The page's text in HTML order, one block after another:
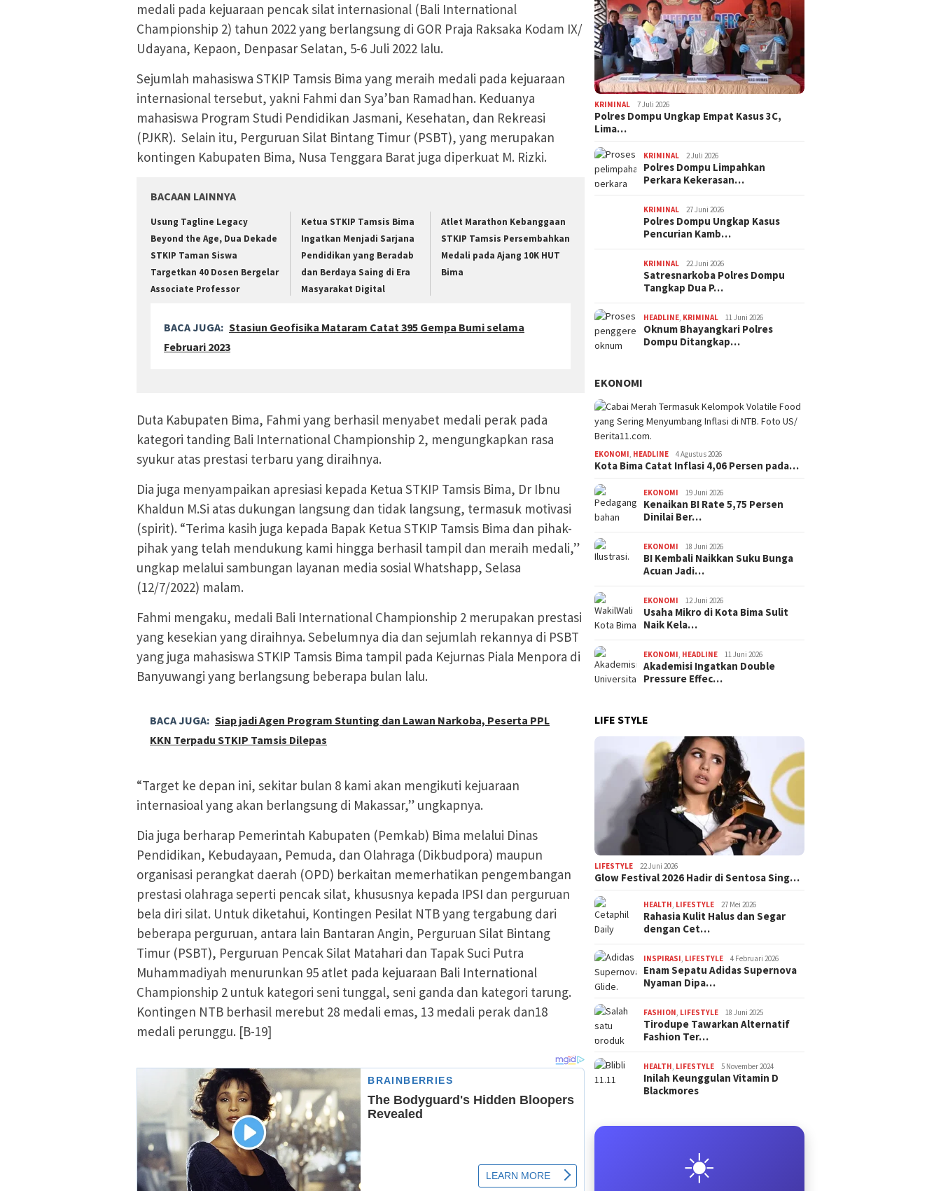
medali pada kejuaraan pencak silat internasional (Bali International
Championship 2) tahun 2022 yang berlangsung di GOR Praja Raksaka Kodam IX/
Udayana, Kepaon, Denpasar Selatan, 5-6 Juli 2022 lalu.
Sejumlah mahasiswa STKIP Tamsis Bima yang meraih medali pada kejuaraan
internasional tersebut, yakni Fahmi dan Sya’ban Ramadhan. Keduanya
mahasiswa Program Studi Pendidikan Jasmani, Kesehatan, dan Rekreasi
(PJKR). Selain itu, Perguruan Silat Bintang Timur (PSBT), yang merupakan
kontingen Kabupaten Bima, Nusa Tenggara Barat juga diperkuat M. Rizki.
BACAAN LAINNYA
Usung Tagline Legacy
Beyond the Age, Dua Dekade
STKIP Taman Siswa
Targetkan 40 Dosen Bergelar
Associate Professor
Ketua STKIP Tamsis Bima
Ingatkan Menjadi Sarjana
Pendidikan yang Beradab
dan Berdaya Saing di Era
Masyarakat Digital
Atlet Marathon Kebanggaan
STKIP Tamsis Persembahkan
Medali pada Ajang 10K HUT
Bima
BACA JUGA: Stasiun Geofisika Mataram Catat 395 Gempa Bumi selama
Februari 2023
Duta Kabupaten Bima, Fahmi yang berhasil menyabet medali perak pada
kategori tanding Bali International Championship 2, mengungkapkan rasa
syukur atas prestasi terbaru yang diraihnya.
Dia juga menyampaikan apresiasi kepada Ketua STKIP Tamsis Bima, Dr Ibnu
Khaldun M.Si atas dukungan langsung dan tidak langsung, termasuk motivasi
(spirit). “Terima kasih juga kepada Bapak Ketua STKIP Tamsis Bima dan pihak-
pihak yang telah mendukung kami hingga berhasil tampil dan meraih medali,”
ungkap melalui sambungan layanan media sosial Whatshapp, Selasa
(12/7/2022) malam.
Fahmi mengaku, medali Bali International Championship 2 merupakan prestasi
yang kesekian yang diraihnya. Sebelumnya dia dan sejumlah rekannya di PSBT
yang juga mahasiswa STKIP Tamsis Bima tampil pada Kejurnas Piala Menpora di
Banyuwangi yang berlangsung beberapa bulan lalu.
BACA JUGA: Siap jadi Agen Program Stunting dan Lawan Narkoba, Peserta PPL
KKN Terpadu STKIP Tamsis Dilepas
“Target ke depan ini, sekitar bulan 8 kami akan mengikuti kejuaraan
internasioal yang akan berlangsung di Makassar,” ungkapnya.
Dia juga berharap Pemerintah Kabupaten (Pemkab) Bima melalui Dinas
Pendidikan, Kebudayaan, Pemuda, dan Olahraga (Dikbudpora) maupun
organisasi perangkat daerah (OPD) berkaitan memerhatikan pengembangan
prestasi olahraga seperti pencak silat, khususnya kepada IPSI dan perguruan
bela diri silat. Untuk diketahui, Kontingen Pesilat NTB yang tergabung dari
beberapa perguruan, antara lain Bantaran Angin, Perguruan Silat Bintang
Timur (PSBT), Perguruan Pencak Silat Matahari dan Tapak Suci Putra
Muhammadiyah menurunkan 95 atlet pada kejuaraan Bali International
Championship 2 untuk kategori seni tunggal, seni ganda dan kategori tarung.
Kontingen NTB berhasil merebut 28 medali emas, 13 medali perak dan18
medali perunggu. [B-19]
KRIMINAL 7 Juli 2026
Polres Dompu Ungkap Empat Kasus 3C,
Lima…
KRIMINAL 2 Juli 2026
Polres Dompu Limpahkan
Perkara Kekerasan…
KRIMINAL 27 Juni 2026
Polres Dompu Ungkap Kasus
Pencurian Kamb…
KRIMINAL 22 Juni 2026
Satresnarkoba Polres Dompu
Tangkap Dua P…
HEADLINE, KRIMINAL 11 Juni 2026
Oknum Bhayangkari Polres
Dompu Ditangkap…
EKONOMI
EKONOMI, HEADLINE 4 Agustus 2026
Kota Bima Catat Inflasi 4,06 Persen pada…
EKONOMI 19 Juni 2026
Kenaikan BI Rate 5,75 Persen
Dinilai Ber…
EKONOMI 18 Juni 2026
BI Kembali Naikkan Suku Bunga
Acuan Jadi…
EKONOMI 12 Juni 2026
Usaha Mikro di Kota Bima Sulit
Naik Kela…
EKONOMI, HEADLINE 11 Juni 2026
Akademisi Ingatkan Double
Pressure Effec…
LIFE STYLE
LIFESTYLE 22 Juni 2026
Glow Festival 2026 Hadir di Sentosa Sing…
HEALTH, LIFESTYLE 27 Mei 2026
Rahasia Kulit Halus dan Segar
dengan Cet…
INSPIRASI, LIFESTYLE 4 Februari 2026
Enam Sepatu Adidas Supernova
Nyaman Dipa…
FASHION, LIFESTYLE 18 Juni 2025
Tirodupe Tawarkan Alternatif
Fashion Ter…
HEALTH, LIFESTYLE 5 November 2024
Inilah Keunggulan Vitamin D
Blackmores
☀️